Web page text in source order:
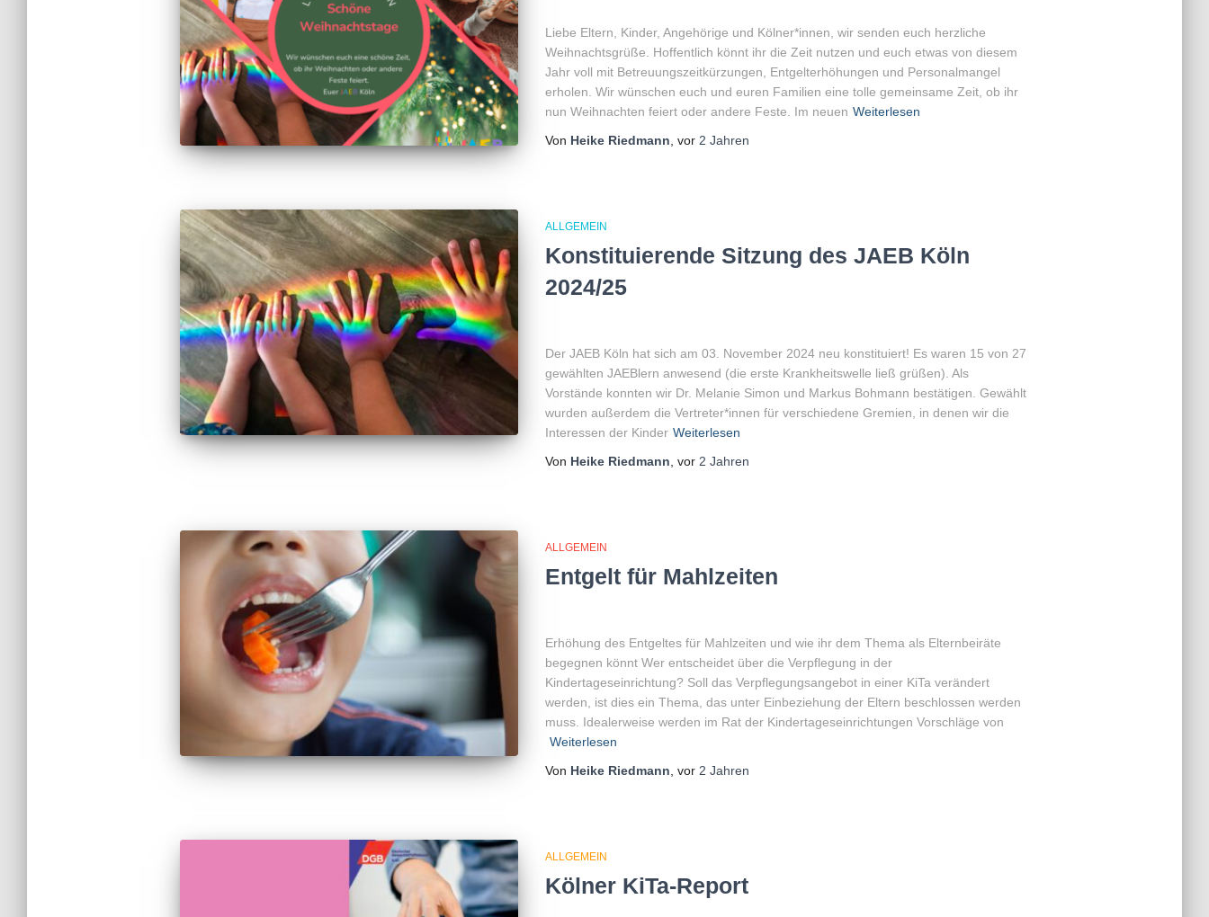
Liebe Eltern, Kinder, Angehörige und Kölner*innen, wir senden euch herzliche
Weihnachtsgrüße. Hoffentlich könnt ihr die Zeit nutzen und euch etwas von diesem
Jahr voll mit Betreuungszeitkürzungen, Entgelterhöhungen und Personalmangel
erholen. Wir wünschen euch und euren Familien eine tolle gemeinsame Zeit, ob ihr
nun Weihnachten feiert oder andere Feste. Im neuen Weiterlesen
Von Heike Riedmann , vor 2 Jahren
ALLGEMEIN
Konstituierende Sitzung des JAEB Köln
2024/25
Der JAEB Köln hat sich am 03. November 2024 neu konstituiert! Es waren 15 von 27
gewählten JAEBlern anwesend (die erste Krankheitswelle ließ grüßen). Als
Vorstände konnten wir Dr. Melanie Simon und Markus Bohmann bestätigen. Gewählt
wurden außerdem die Vertreter*innen für verschiedene Gremien, in denen wir die
Interessen der Kinder Weiterlesen
Von Heike Riedmann , vor 2 Jahren
ALLGEMEIN
Entgelt für Mahlzeiten
Erhöhung des Entgeltes für Mahlzeiten und wie ihr dem Thema als Elternbeiräte
begegnen könnt Wer entscheidet über die Verpflegung in der
Kindertageseinrichtung? Soll das Verpflegungsangebot in einer KiTa verändert
werden, ist dies ein Thema, das unter Einbeziehung der Eltern beschlossen werden
muss. Idealerweise werden im Rat der Kindertageseinrichtungen Vorschläge von
Weiterlesen
Von Heike Riedmann , vor 2 Jahren
ALLGEMEIN
Kölner KiTa-Report